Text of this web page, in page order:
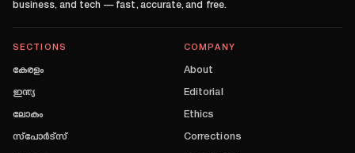
business, and tech — fast, accurate, and free.
SECTIONS
കേരളം
ഇന്ത്യ
ലോകം
സ്പോർട്സ്
COMPANY
About
Editorial
Ethics
Corrections